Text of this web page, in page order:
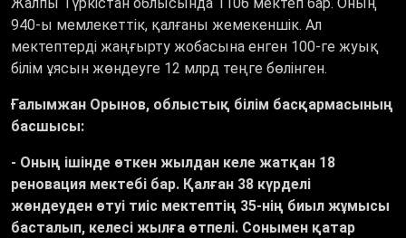
940-ы мемлекеттік, қалғаны жемекеншік. Ал
мектептерді жаңғырту жобасына енген 100-ге жуық
білім ұясын жөндеуге 12 млрд теңге бөлінген.
Ғалымжан Орынов, облыстық білім басқармасының
басшысы:
- Оның ішінде өткен жылдан келе жатқан 18
реновация мектебі бар. Қалған 38 күрделі
жөндеуден өтуі тиіс мектептің 35-нің биыл жұмысы
басталып, келесі жылға өтпелі. Сонымен қатар